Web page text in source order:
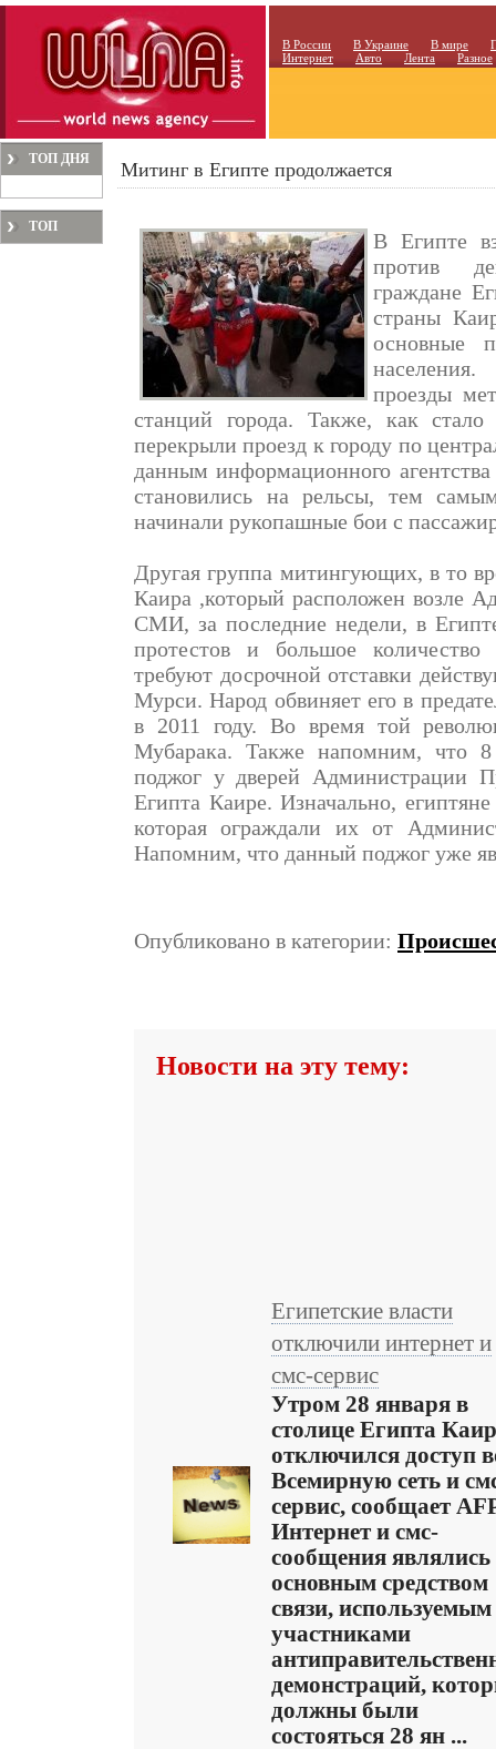
В России В Украине В мире
Интернет
Авто Лента Разное
ТОП ДНЯ
ТОП
Митинг в Египте продолжается
В Египте
против
граждане
страны
основные
проезды
станций города. Также, как
перекрыли проезд к городу по
данным информационного
становились на рельсы, тем
начинали рукопашные бои с
Другая группа митингующих, в то
Каира ,который расположен возле
СМИ, за последние недели, в
протестов и большое
требуют досрочной отставки
Мурси. Народ обвиняет его в
в 2011 году. Во время той
Мубарака. Также напомним, что
поджог у дверей Администрации
Египта Каире. Изначально,
которая ограждали их от
Напомним, что данный поджог уже
Опубликовано в категории:
Новости на эту тему:
Египетские власти
отключили интернет и
смс-сервис
Утром 28 января в
столице Египта
отключился доступ
Всемирную сеть и
сервис, сообщает
Интернет и смс-
сообщения являлись
основным средством
связи, используемым
участниками
демонстраций,
должны были
состояться 28 ян ...